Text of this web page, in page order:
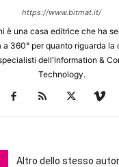
https://www.bitmat.it/
è una casa editrice che ha
a 360° per quanto riguarda la
dell'lnformation &
Technology.
Altro dello stesso